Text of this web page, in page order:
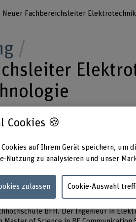
Neuer Fachbereichsleiter
leitet neu den
der
wird Nachfolger des in
Elektrotechnik und
BFH. Der Ingenieur in
Cookies 🍪
Cookies auf Ihrem Gerät speichern, um
Nutzung zu analysieren und unser
zulassen Cookie-Auswahl